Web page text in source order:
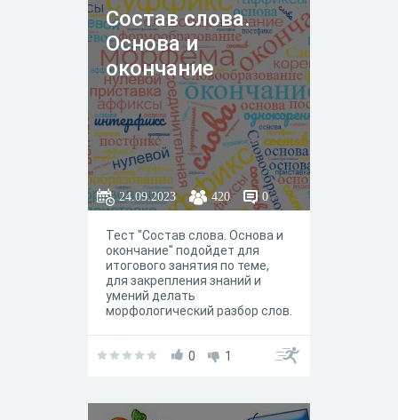
Состав слова.
Основа и
окончание
24.09.2023 420 0
Тест "Состав слова. Основа и
окончание" подойдет для
итогового занятия по теме,
для закрепления знаний и
умений делать
морфологический разбор слов.
0 1